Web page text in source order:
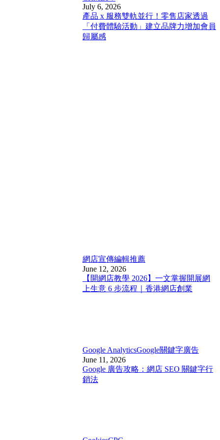
July 6, 2026
產品 x 服務雙軌並行！零售店家透過
「付費體驗活動」建立品牌力增加會員
歸屬感
網店宣傳編輯推薦
June 12, 2026
【開網店教學 2026】一文掌握開展網
上生意 6 步流程｜香港網店創業
Google AnalyticsGoogle關鍵字廣告
June 11, 2026
Google 廣告攻略：網店 SEO 關鍵字行
銷法